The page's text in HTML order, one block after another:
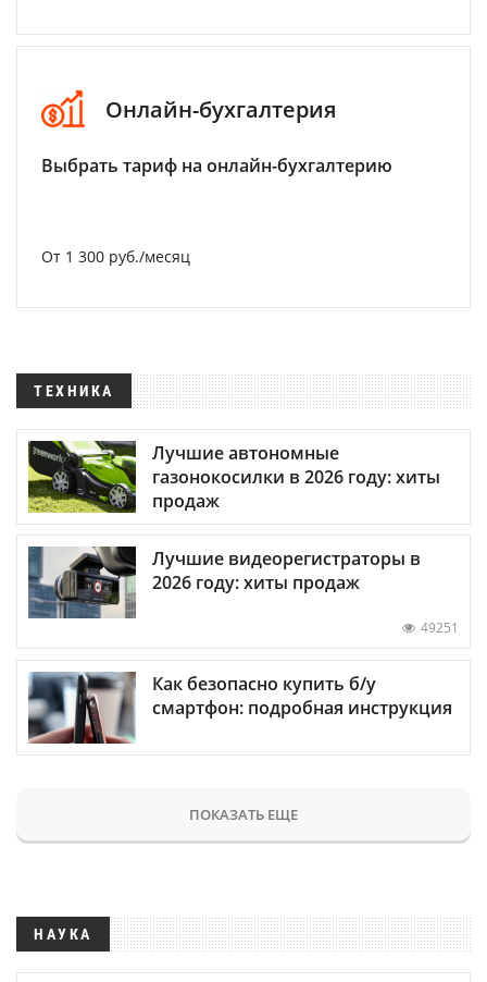
Онлайн-бухгалтерия
Выбрать тариф на онлайн-бухгалтерию
От 1 300 руб./месяц
ТЕХНИКА
Лучшие автономные
газонокосилки в 2026 году: хиты
продаж
Лучшие видеорегистраторы в
2026 году: хиты продаж
49251
Как безопасно купить б/у
смартфон: подробная инструкция
ПОКАЗАТЬ ЕЩЕ
НАУКА